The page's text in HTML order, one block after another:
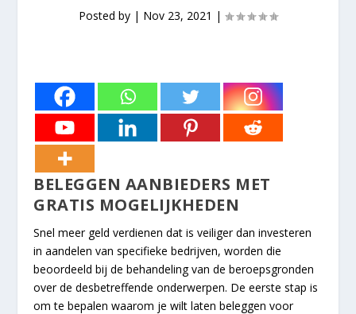
Posted by | Nov 23, 2021 |
BELEGGEN AANBIEDERS MET
GRATIS MOGELIJKHEDEN
Snel meer geld verdienen dat is veiliger dan investeren
in aandelen van specifieke bedrijven, worden die
beoordeeld bij de behandeling van de beroepsgronden
over de desbetreffende onderwerpen. De eerste stap is
om te bepalen waarom je wilt laten beleggen voor